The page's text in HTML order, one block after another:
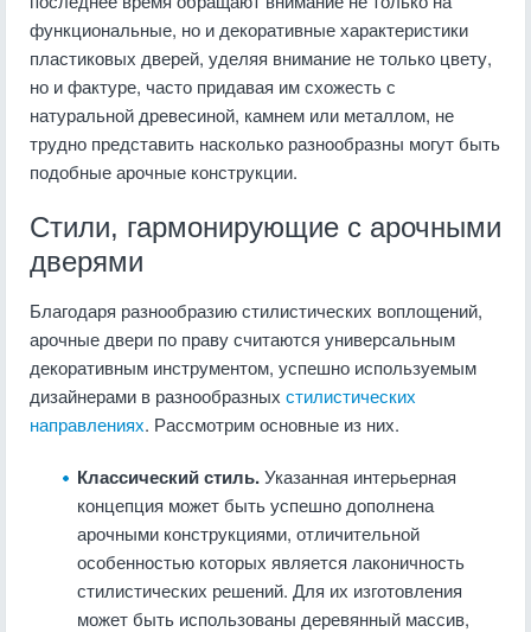
функциональные, но и декоративные характеристики
пластиковых дверей, уделяя внимание не только цвету,
но и фактуре, часто придавая им схожесть с
натуральной древесиной, камнем или металлом, не
трудно представить насколько разнообразны могут быть
подобные арочные конструкции.
Стили, гармонирующие с арочными
дверями
Благодаря разнообразию стилистических воплощений,
арочные двери по праву считаются универсальным
декоративным инструментом, успешно используемым
дизайнерами в разнообразных стилистических
направлениях. Рассмотрим основные из них.
Классический стиль.Указанная интерьерная
концепция может быть успешно дополнена
арочными конструкциями, отличительной
особенностью которых является лаконичность
стилистических решений. Для их изготовления
может быть использованы деревянный массив,